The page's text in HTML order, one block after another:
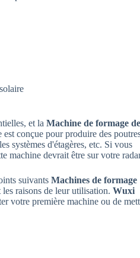
et la Machine de formage de
conçue pour produire des
systèmes d'étagères, etc. Si vous
machine devrait être sur votre
suivants Machines de formage
raisons de leur utilisation. Wuxi
votre première machine ou de